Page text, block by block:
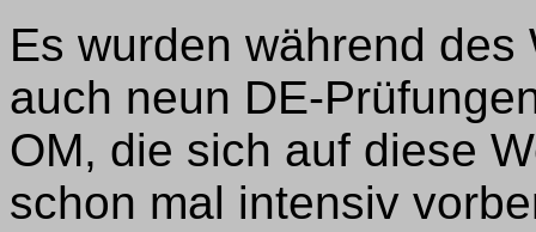
Es wurden während
auch neun DE-
OM, die sich auf diese
schon mal intensiv